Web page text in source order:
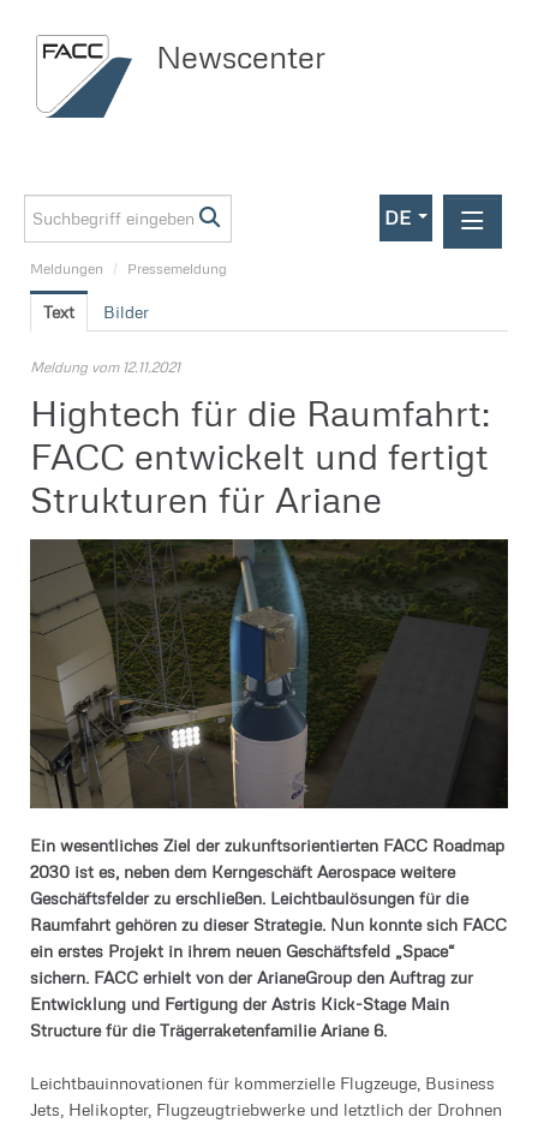
Newscenter
DE
Meldungen
Investor Relations
Pressemeldung
Media
Kontakt
Meldungen / Pressemeldung
Text Bilder
Meldung vom 12.11.2021
Hightech für die Raumfahrt:
FACC entwickelt und fertigt
Strukturen für Ariane
Ein wesentliches Ziel der zukunftsorientierten FACC Roadmap
2030 ist es, neben dem Kerngeschäft Aerospace weitere
Geschäftsfelder zu erschließen. Leichtbaulösungen für die
Raumfahrt gehören zu dieser Strategie. Nun konnte sich FACC
ein erstes Projekt in ihrem neuen Geschäftsfeld „Space“
sichern. FACC erhielt von der ArianeGroup den Auftrag zur
Entwicklung und Fertigung der Astris Kick-Stage Main
Structure für die Trägerraketenfamilie Ariane 6.
Leichtbauinnovationen für kommerzielle Flugzeuge, Business
Jets, Helikopter, Flugzeugtriebwerke und letztlich der Drohnen